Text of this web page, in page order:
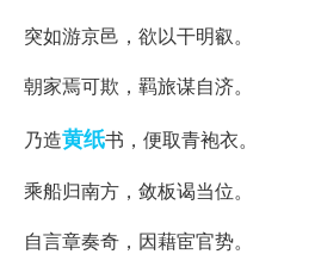
突如游京邑，欲以干明叡。
朝家焉可欺，羁旅谋自济。
乃造黄纸书，便取青袍衣。
乘船归南方，敛板谒当位。
自言章奏奇，因藉宦官势。